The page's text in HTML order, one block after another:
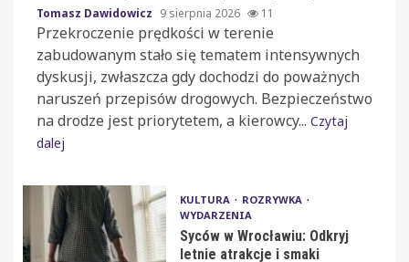
Tomasz Dawidowicz 9 sierpnia 2026 11
Przekroczenie prędkości w terenie
zabudowanym stało się tematem intensywnych
dyskusji, zwłaszcza gdy dochodzi do poważnych
naruszeń przepisów drogowych. Bezpieczeństwo
na drodze jest priorytetem, a kierowcy... Czytaj
dalej
KULTURA
ROZRYWKA
WYDARZENIA
Syców w Wrocławiu: Odkryj
letnie atrakcje i smaki